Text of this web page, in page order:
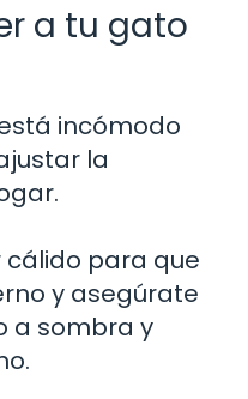
a tu gato
incómodo
la
cálido para que
y asegúrate
a sombra y